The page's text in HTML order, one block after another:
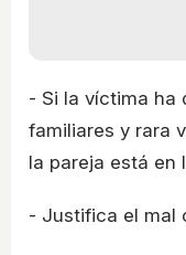
- Si la víctima ha
familiares y rara
la pareja está en
- Justifica el mal